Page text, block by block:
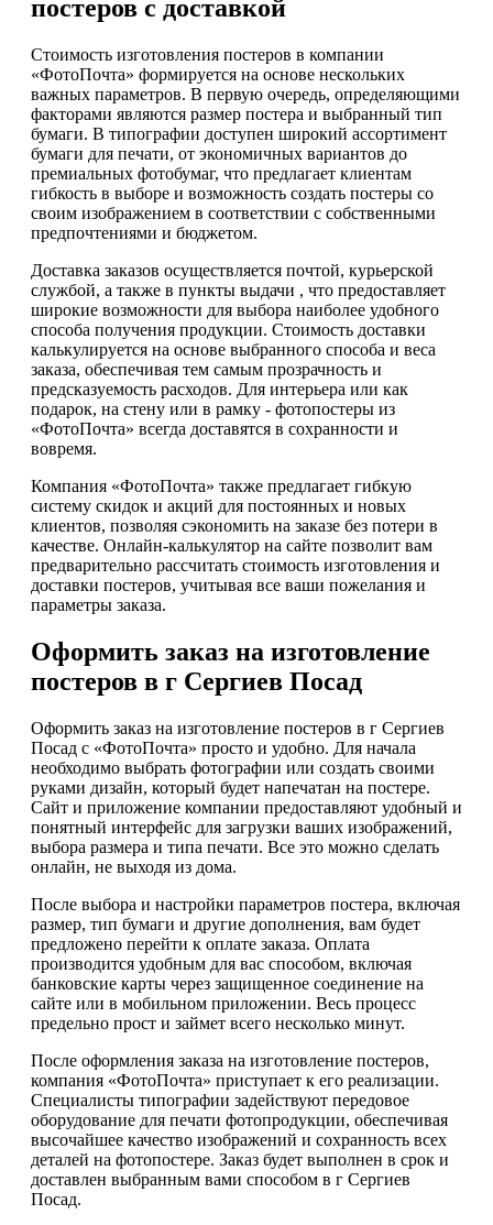
постеров с доставкой
Стоимость изготовления постеров в компании
«ФотоПочта» формируется на основе нескольких
важных параметров. В первую очередь, определяющими
факторами являются размер постера и выбранный тип
бумаги. В типографии доступен широкий ассортимент
бумаги для печати, от экономичных вариантов до
премиальных фотобумаг, что предлагает клиентам
гибкость в выборе и возможность создать постеры со
своим изображением в соответствии с собственными
предпочтениями и бюджетом.
Доставка заказов осуществляется почтой, курьерской
службой, а также в пункты выдачи , что предоставляет
широкие возможности для выбора наиболее удобного
способа получения продукции. Стоимость доставки
калькулируется на основе выбранного способа и веса
заказа, обеспечивая тем самым прозрачность и
предсказуемость расходов. Для интерьера или как
подарок, на стену или в рамку - фотопостеры из
«ФотоПочта» всегда доставятся в сохранности и
вовремя.
Компания «ФотоПочта» также предлагает гибкую
систему скидок и акций для постоянных и новых
клиентов, позволяя сэкономить на заказе без потери в
качестве. Онлайн-калькулятор на сайте позволит вам
предварительно рассчитать стоимость изготовления и
доставки постеров, учитывая все ваши пожелания и
параметры заказа.
Оформить заказ на изготовление
постеров в г Сергиев Посад
Оформить заказ на изготовление постеров в г Сергиев
Посад с «ФотоПочта» просто и удобно. Для начала
необходимо выбрать фотографии или создать своими
руками дизайн, который будет напечатан на постере.
Сайт и приложение компании предоставляют удобный и
понятный интерфейс для загрузки ваших изображений,
выбора размера и типа печати. Все это можно сделать
онлайн, не выходя из дома.
После выбора и настройки параметров постера, включая
размер, тип бумаги и другие дополнения, вам будет
предложено перейти к оплате заказа. Оплата
производится удобным для вас способом, включая
банковские карты через защищенное соединение на
сайте или в мобильном приложении. Весь процесс
предельно прост и займет всего несколько минут.
После оформления заказа на изготовление постеров,
компания «ФотоПочта» приступает к его реализации.
Специалисты типографии задействуют передовое
оборудование для печати фотопродукции, обеспечивая
высочайшее качество изображений и сохранность всех
деталей на фотопостере. Заказ будет выполнен в срок и
доставлен выбранным вами способом в г Сергиев
Посад.